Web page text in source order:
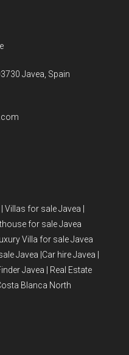
Javea, Spain
Villas for sale Javea
for sale Javea
Villa for sale Javea
Javea Car hire Javea
Javea
Real Estate
Blanca North